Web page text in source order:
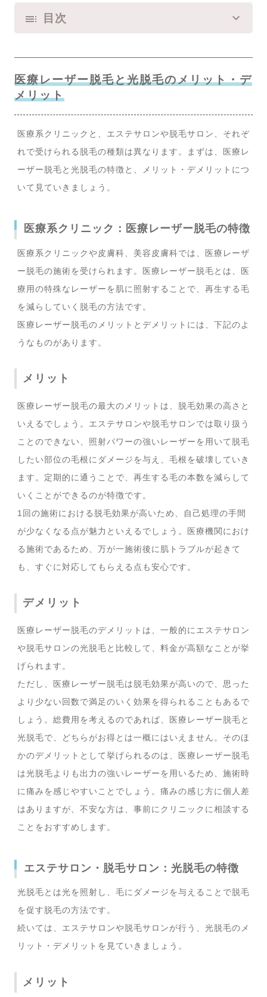
目次
医療レーザー脱毛と光脱毛のメリット・デ
メリット
医療系クリニックと、エステサロンや脱毛サロン、それぞ
れで受けられる脱毛の種類は異なります。まずは、医療レ
ーザー脱毛と光脱毛の特徴と、メリット・デメリットにつ
いて見ていきましょう。
医療系クリニック：医療レーザー脱毛の特徴
医療系クリニックや皮膚科、美容皮膚科では、医療レーザ
ー脱毛の施術を受けられます。医療レーザー脱毛とは、医
療用の特殊なレーザーを肌に照射することで、再生する毛
を減らしていく脱毛の方法です。
医療レーザー脱毛のメリットとデメリットには、下記のよ
うなものがあります。
メリット
医療レーザー脱毛の最大のメリットは、脱毛効果の高さと
いえるでしょう。エステサロンや脱毛サロンでは取り扱う
ことのできない、照射パワーの強いレーザーを用いて脱毛
したい部位の毛根にダメージを与え、毛根を破壊していき
ます。定期的に通うことで、再生する毛の本数を減らして
いくことができるのが特徴です。
1回の施術における脱毛効果が高いため、自己処理の手間
が少なくなる点が魅力といえるでしょう。医療機関におけ
る施術であるため、万が一施術後に肌トラブルが起きて
も、すぐに対応してもらえる点も安心です。
デメリット
医療レーザー脱毛のデメリットは、一般的にエステサロン
や脱毛サロンの光脱毛と比較して、料金が高額なことが挙
げられます。
ただし、医療レーザー脱毛は脱毛効果が高いので、思った
より少ない回数で満足のいく効果を得られることもあるで
しょう。総費用を考えるのであれば、医療レーザー脱毛と
光脱毛で、どちらがお得とは一概にはいえません。そのほ
かのデメリットとして挙げられるのは、医療レーザー脱毛
は光脱毛よりも出力の強いレーザーを用いるため、施術時
に痛みを感じやすいことでしょう。痛みの感じ方に個人差
はありますが、不安な方は、事前にクリニックに相談する
ことをおすすめします。
エステサロン・脱毛サロン：光脱毛の特徴
光脱毛とは光を照射し、毛にダメージを与えることで脱毛
を促す脱毛の方法です。
続いては、エステサロンや脱毛サロンが行う、光脱毛のメ
リット・デメリットを見ていきましょう。
メリット